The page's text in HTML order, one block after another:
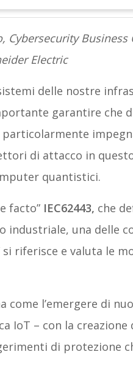
Cybersecurity Business
Electric
delle nostre
garantire che
di attacco in
quantistici.
facto” IEC62443, che
industriale, una delle
si riferisce e valuta le
come l’emergere di
IoT – con la
di protezione